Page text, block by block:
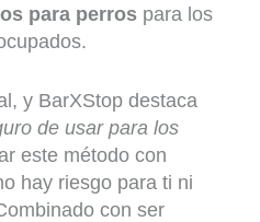
para perrospara los
y BarXStop destaca
de usar para los
este método con
hay riesgo para ti ni
con ser